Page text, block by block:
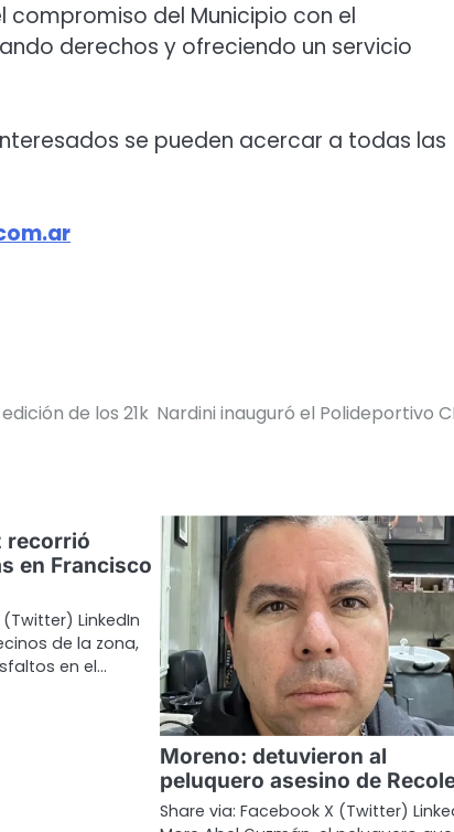
del Municipio con el
derechos y ofreciendo un servicio
se pueden acercar a todas las
de los 21k Nardini inauguró el Polideportivo
recorrió
en Francisco
LinkedIn
de la zona,
en el…
Moreno: detuvieron al
peluquero asesino de
Share via: Facebook X (Twitter)